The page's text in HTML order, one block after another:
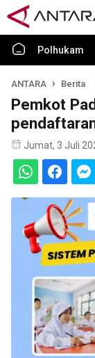
Polhukam
ANTARA Berita
Pemkot
Jumat, 3 Juli